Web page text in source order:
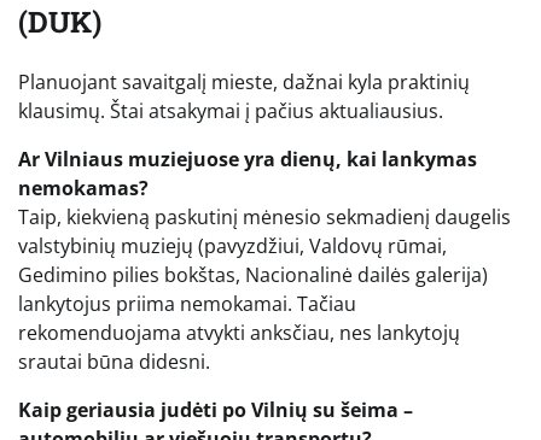
(DUK)
Planuojant savaitgalį mieste, dažnai kyla praktinių
klausimų. Štai atsakymai į pačius aktualiausius.
Ar Vilniaus muziejuose yra dienų, kai lankymas
nemokamas?
Taip, kiekvieną paskutinį mėnesio sekmadienį daugelis
valstybinių muziejų (pavyzdžiui, Valdovų rūmai,
Gedimino pilies bokštas, Nacionalinė dailės galerija)
lankytojus priima nemokamai. Tačiau
rekomenduojama atvykti anksčiau, nes lankytojų
srautai būna didesni.
Kaip geriausia judėti po Vilnių su šeima –